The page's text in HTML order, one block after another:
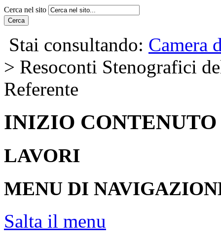
Cerca nel sito
Cerca
Stai consultando: Camera
> Resoconti Stenografici
Referente
INIZIO CONTENUTO
LAVORI
MENU DI
Salta il menu